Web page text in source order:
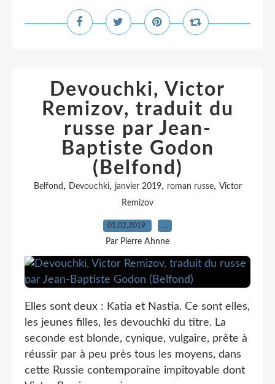
Devouchki, Victor
Remizov, traduit du
russe par Jean-
Baptiste Godon
(Belfond)
Belfond , Devouchki, janvier 2019, roman russe, Victor
Remizov
01.02.2019 …
Par Pierre Ahnne
Elles sont deux : Katia et Nastia. Ce sont elles,
les jeunes filles, les devouchki du titre. La
seconde est blonde, cynique, vulgaire, prête à
réussir par à peu près tous les moyens, dans
cette Russie contemporaine impitoyable dont